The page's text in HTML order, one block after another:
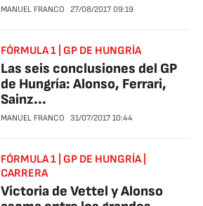
MANUEL FRANCO 27/08/2017 09:19
FÓRMULA 1 | GP DE HUNGRÍA
Las seis conclusiones del GP
de Hungría: Alonso, Ferrari,
Sainz...
MANUEL FRANCO 31/07/2017 10:44
FÓRMULA 1 | GP DE HUNGRÍA |
CARRERA
Victoria de Vettel y Alonso